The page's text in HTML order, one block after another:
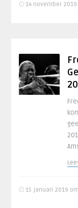
14 november
15 januari 2019